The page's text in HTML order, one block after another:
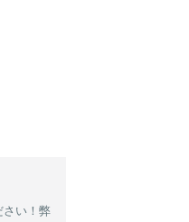
さい！弊